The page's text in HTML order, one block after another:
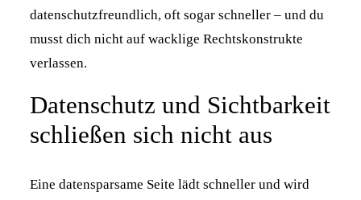
datenschutzfreundlich, oft sogar schneller – und du
musst dich nicht auf wacklige Rechtskonstrukte
verlassen.
Datenschutz und Sichtbarkeit
schließen sich nicht aus
Eine datensparsame Seite lädt schneller und wird